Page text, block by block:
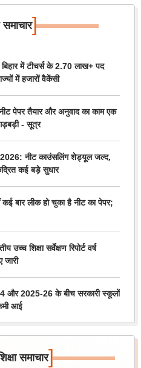
]
में टीचर्स के 2.70 लाख+ पद
में हजारों वैकेंसी
पेपर तैयार और अनुवाद का काम एक
- सूत्र
नीट काउंसलिंग शेड्यूल जल्द,
कई बड़े सुधार
बार लीक हो चुका है नीट का पेपर;
शिक्षा सर्वेक्षण रिपोर्ट वर्ष
और 2025-26 के बीच सरकारी स्कूलों
आई
समाचार]